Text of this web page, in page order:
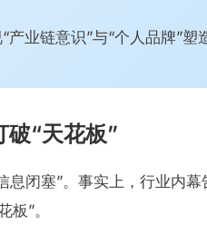
业链意识”与“个人品牌”
“天花板”
闭塞”。事实上，行业内幕
”。